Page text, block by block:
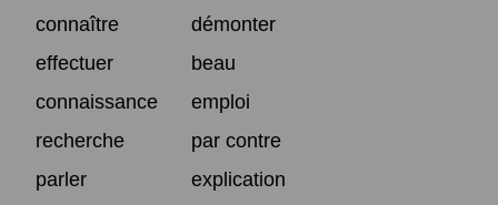
connaître
démonter
effectuer
beau
connaissance
emploi
recherche
par contre
parler
explication